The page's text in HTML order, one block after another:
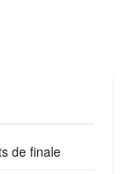
de finale